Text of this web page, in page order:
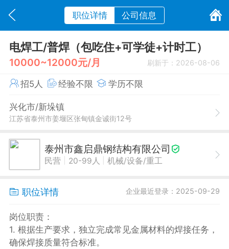
职位详情 公司信息
电焊工/普焊（包吃住+可学徒+计时工）
10000~12000元/月 刷新于：2026-08-06
招5人 经验不限 学历不限
兴化市/新垛镇
江苏省泰州市姜堰区张甸镇金诚街12号
泰州市鑫启鼎钢结构有限公司
民营 20-99人 机械/设备/重工
职位详情 企业最近登录：2025-09-29
岗位职责：
1. 根据生产要求，独立完成常见金属材料的焊接任务，
确保焊接质量符合标准。